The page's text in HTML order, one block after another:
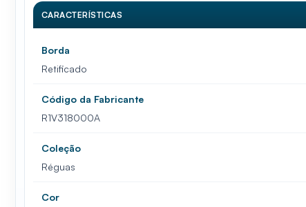
CARACTERÍSTICAS
Borda
Retificado
Código da Fabricante
R1V318000A
Coleção
Réguas
Cor